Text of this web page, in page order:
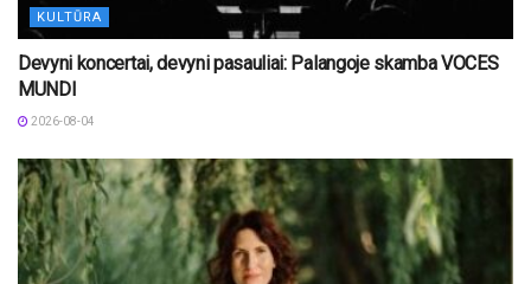
KULTŪRA
Devyni koncertai, devyni pasauliai: Palangoje skamba VOCES
MUNDI
2026-08-04